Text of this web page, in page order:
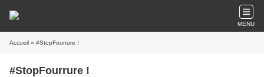
MENU
Accueil » #StopFourrure !
#StopFourrure !